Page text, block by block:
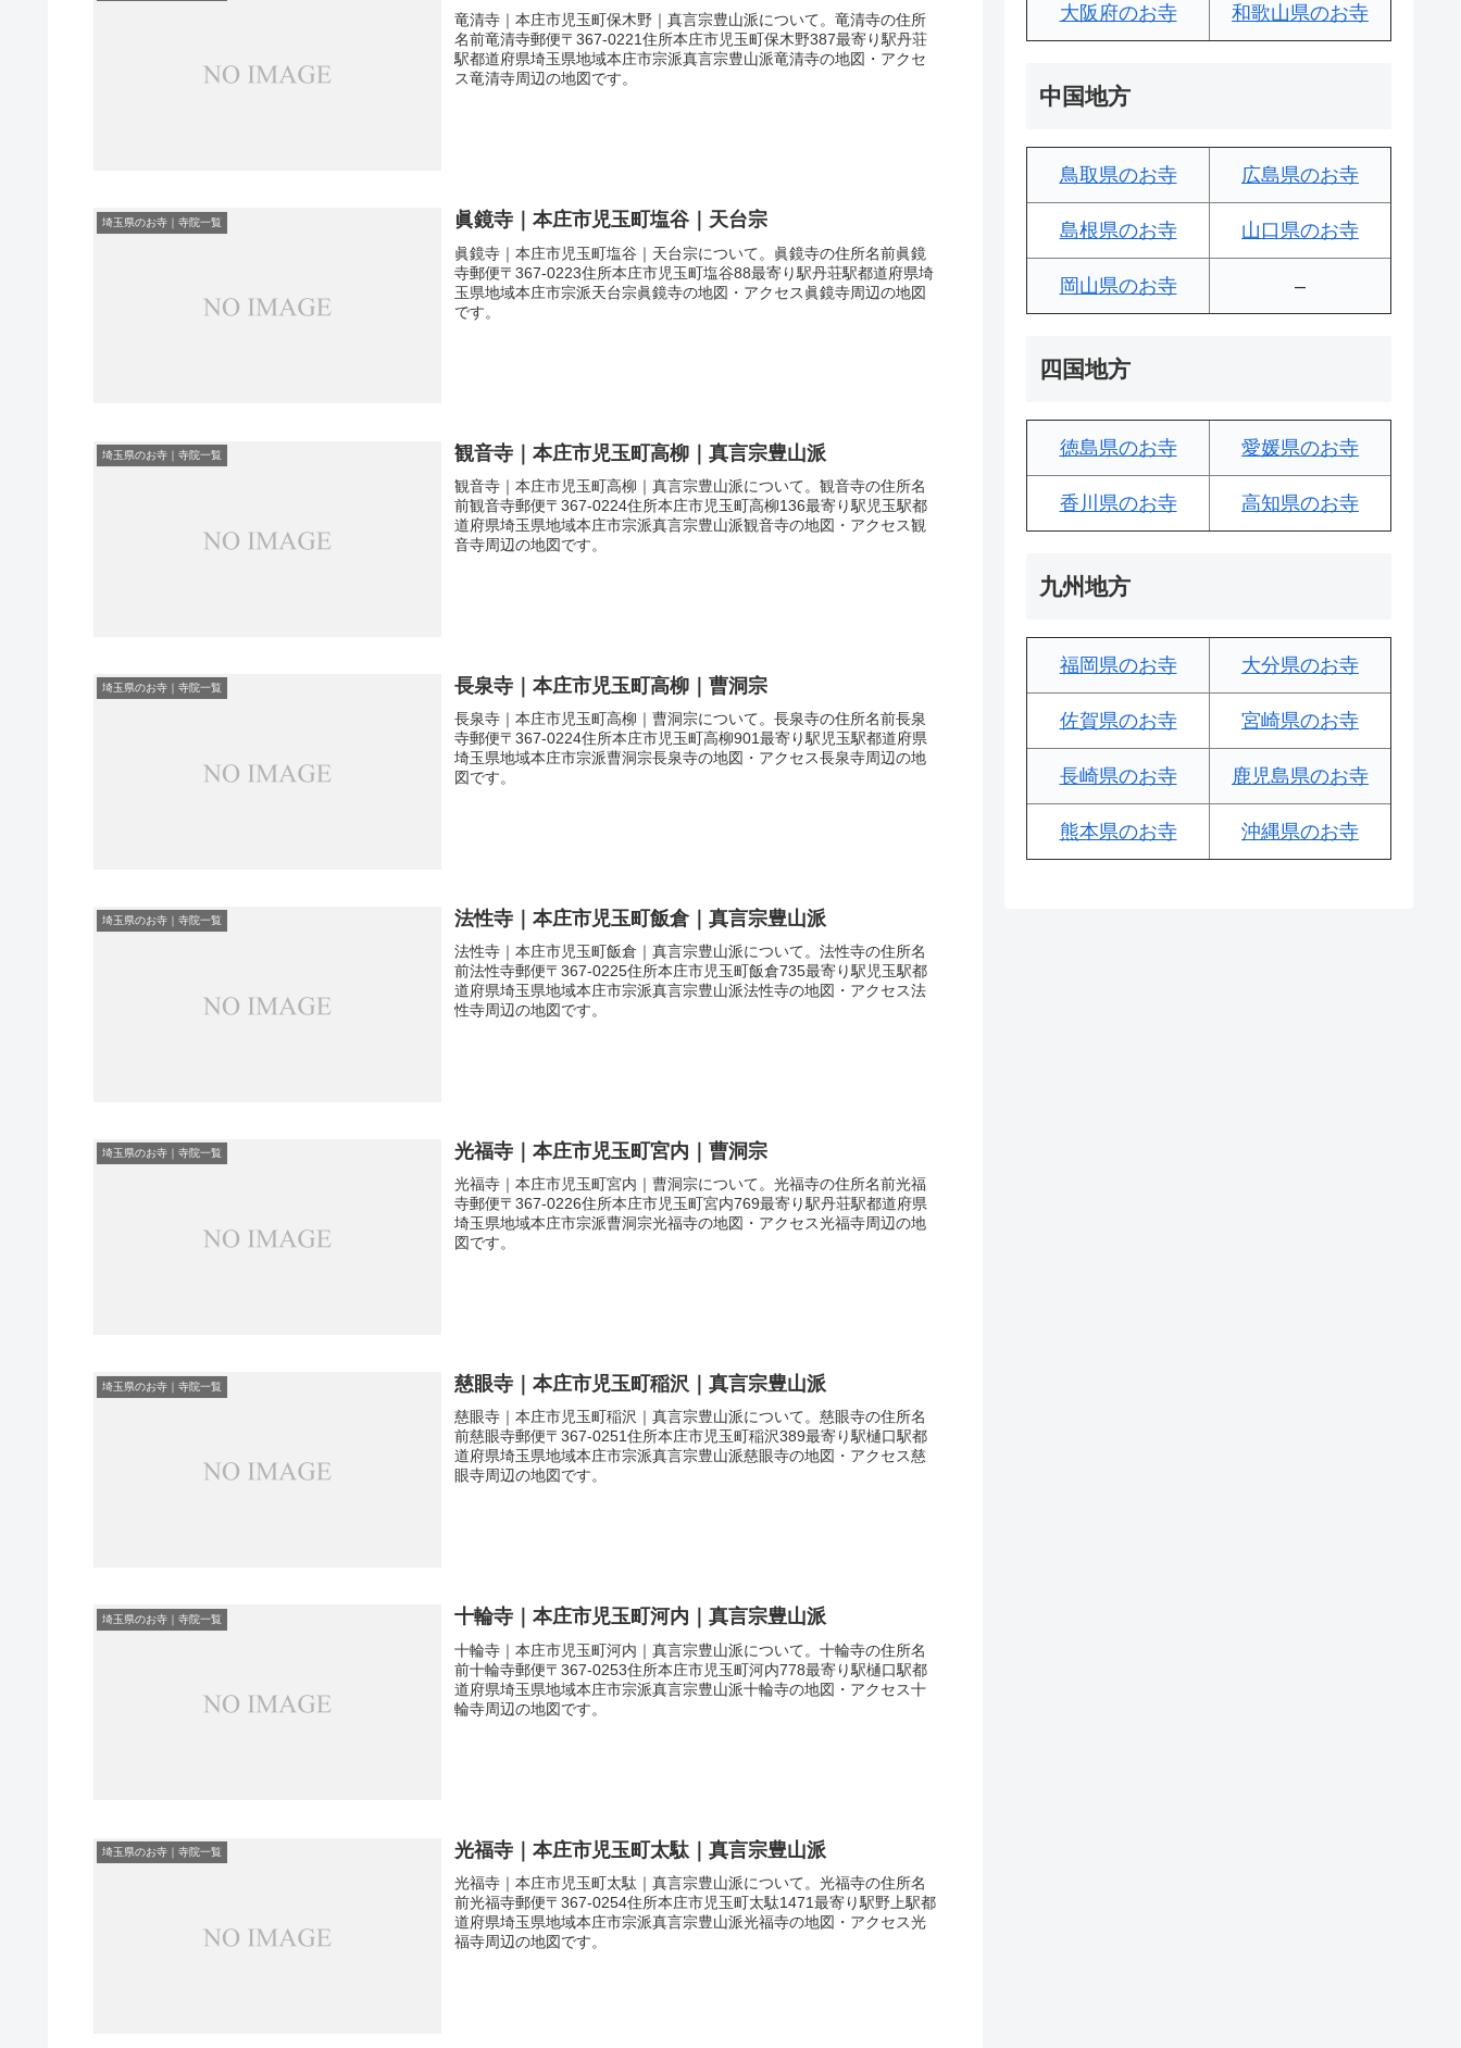
竜清寺｜本庄市児玉町保木野｜真言宗豊山派について。竜清寺の住所
名前竜清寺郵便〒367-0221住所本庄市児玉町保木野387最寄り駅丹荘
駅都道府県埼玉県地域本庄市宗派真言宗豊山派竜清寺の地図・アクセ
ス竜清寺周辺の地図です。
埼玉県のお寺｜寺院一覧 眞鏡寺｜本庄市児玉町塩谷｜天台宗
眞鏡寺｜本庄市児玉町塩谷｜天台宗について。眞鏡寺の住所名前眞鏡
寺郵便〒367-0223住所本庄市児玉町塩谷88最寄り駅丹荘駅都道府県埼
玉県地域本庄市宗派天台宗眞鏡寺の地図・アクセス眞鏡寺周辺の地図
です。
埼玉県のお寺｜寺院一覧 観音寺｜本庄市児玉町高柳｜真言宗豊山派
観音寺｜本庄市児玉町高柳｜真言宗豊山派について。観音寺の住所名
前観音寺郵便〒367-0224住所本庄市児玉町高柳136最寄り駅児玉駅都
道府県埼玉県地域本庄市宗派真言宗豊山派観音寺の地図・アクセス観
音寺周辺の地図です。
埼玉県のお寺｜寺院一覧 長泉寺｜本庄市児玉町高柳｜曹洞宗
長泉寺｜本庄市児玉町高柳｜曹洞宗について。長泉寺の住所名前長泉
寺郵便〒367-0224住所本庄市児玉町高柳901最寄り駅児玉駅都道府県
埼玉県地域本庄市宗派曹洞宗長泉寺の地図・アクセス長泉寺周辺の地
図です。
埼玉県のお寺｜寺院一覧 法性寺｜本庄市児玉町飯倉｜真言宗豊山派
法性寺｜本庄市児玉町飯倉｜真言宗豊山派について。法性寺の住所名
前法性寺郵便〒367-0225住所本庄市児玉町飯倉735最寄り駅児玉駅都
道府県埼玉県地域本庄市宗派真言宗豊山派法性寺の地図・アクセス法
性寺周辺の地図です。
埼玉県のお寺｜寺院一覧 光福寺｜本庄市児玉町宮内｜曹洞宗
光福寺｜本庄市児玉町宮内｜曹洞宗について。光福寺の住所名前光福
寺郵便〒367-0226住所本庄市児玉町宮内769最寄り駅丹荘駅都道府県
埼玉県地域本庄市宗派曹洞宗光福寺の地図・アクセス光福寺周辺の地
図です。
埼玉県のお寺｜寺院一覧 慈眼寺｜本庄市児玉町稲沢｜真言宗豊山派
慈眼寺｜本庄市児玉町稲沢｜真言宗豊山派について。慈眼寺の住所名
前慈眼寺郵便〒367-0251住所本庄市児玉町稲沢389最寄り駅樋口駅都
道府県埼玉県地域本庄市宗派真言宗豊山派慈眼寺の地図・アクセス慈
眼寺周辺の地図です。
埼玉県のお寺｜寺院一覧 十輪寺｜本庄市児玉町河内｜真言宗豊山派
十輪寺｜本庄市児玉町河内｜真言宗豊山派について。十輪寺の住所名
前十輪寺郵便〒367-0253住所本庄市児玉町河内778最寄り駅樋口駅都
道府県埼玉県地域本庄市宗派真言宗豊山派十輪寺の地図・アクセス十
輪寺周辺の地図です。
埼玉県のお寺｜寺院一覧 光福寺｜本庄市児玉町太駄｜真言宗豊山派
光福寺｜本庄市児玉町太駄｜真言宗豊山派について。光福寺の住所名
前光福寺郵便〒367-0254住所本庄市児玉町太駄1471最寄り駅野上駅都
道府県埼玉県地域本庄市宗派真言宗豊山派光福寺の地図・アクセス光
福寺周辺の地図です。
大阪府のお寺 和歌山県のお寺
中国地方
鳥取県のお寺 広島県のお寺
島根県のお寺 山口県のお寺
岡山県のお寺 –
四国地方
徳島県のお寺 愛媛県のお寺
香川県のお寺 高知県のお寺
九州地方
福岡県のお寺 大分県のお寺
佐賀県のお寺 宮崎県のお寺
長崎県のお寺 鹿児島県のお寺
熊本県のお寺 沖縄県のお寺